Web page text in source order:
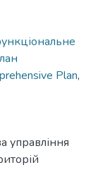
Plan,
управління